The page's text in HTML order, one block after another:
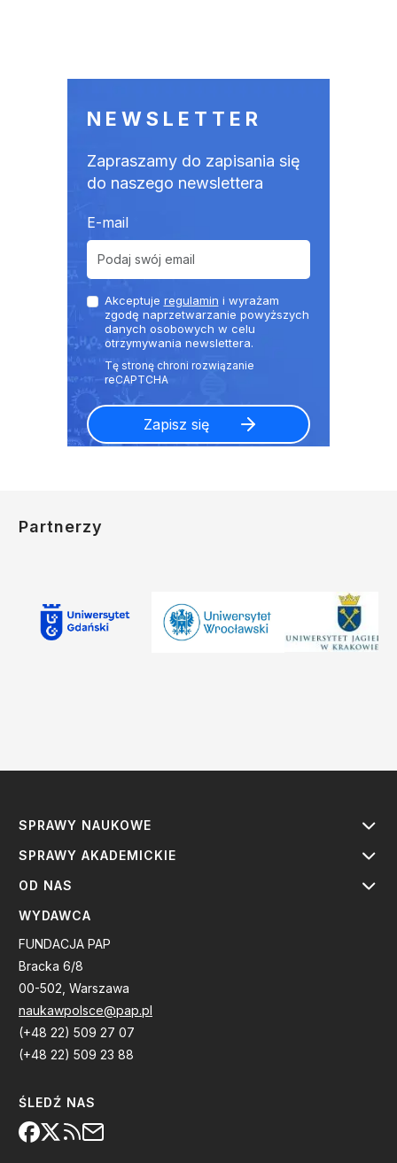
NEWSLETTER
Zapraszamy do zapisania się
do naszego newslettera
E-mail
Akceptuje regulamin i wyrażam
zgodę naprzetwarzanie powyższych
danych osobowych w celu
otrzymywania newslettera.
Partnerzy
SPRAWY NAUKOWE
SPRAWY AKADEMICKIE
OD NAS
WYDAWCA
FUNDACJA PAP
Bracka 6/8
00-502, Warszawa
naukawpolsce@pap.pl
(+48 22) 509 27 07
(+48 22) 509 23 88
ŚLEDŹ NAS